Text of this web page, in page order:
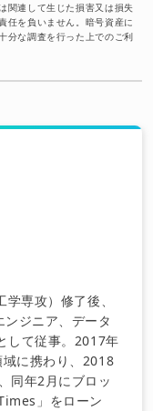
関連して生じた損害又は損失
任を負いません。暗号資産に
分な調査を行った上でのご利
専攻）修了後、
ジニア、データ
して従事。2017年
に携わり、2018
同年2月にブロッ
」をローン